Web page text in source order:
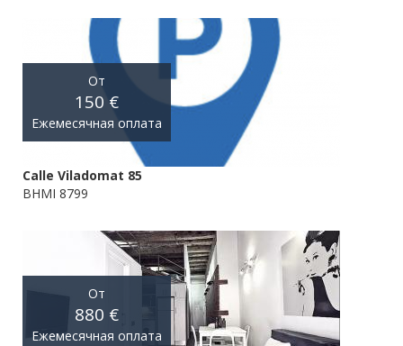
От
150 €
Ежемесячная оплата
Calle Viladomat 85
BHMI 8799
От
880 €
Ежемесячная оплата